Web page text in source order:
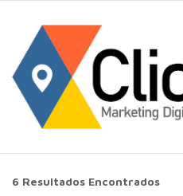
6 Resultados Encontrados